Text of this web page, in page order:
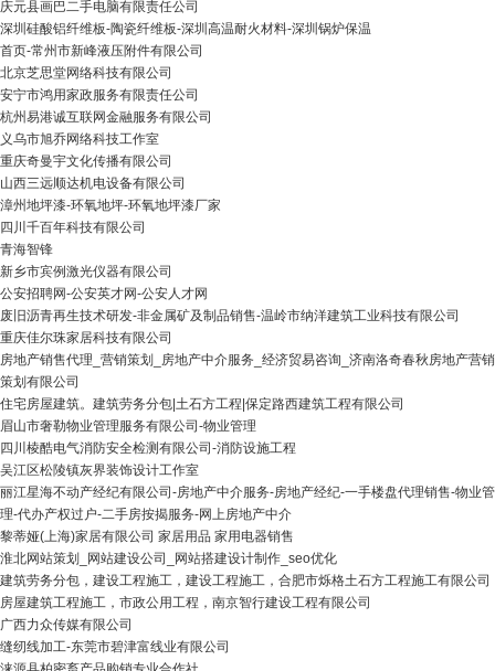
庆元县画巴二手电脑有限责任公司
深圳硅酸铝纤维板-陶瓷纤维板-深圳高温耐火材料-深圳锅炉保温
首页-常州市新峰液压附件有限公司
北京芝思堂网络科技有限公司
安宁市鸿用家政服务有限责任公司
杭州易港诚互联网金融服务有限公司
义乌市旭乔网络科技工作室
重庆奇曼宇文化传播有限公司
山西三远顺达机电设备有限公司
漳州地坪漆-环氧地坪-环氧地坪漆厂家
四川千百年科技有限公司
青海智锋
新乡市宾例激光仪器有限公司
公安招聘网-公安英才网-公安人才网
废旧沥青再生技术研发-非金属矿及制品销售-温岭市纳洋建筑工业科技有限公司
重庆佳尔珠家居科技有限公司
房地产销售代理_营销策划_房地产中介服务_经济贸易咨询_济南洛奇春秋房地产营销
策划有限公司
住宅房屋建筑。建筑劳务分包|土石方工程|保定路西建筑工程有限公司
眉山市奢勒物业管理服务有限公司-物业管理
四川棱酷电气消防安全检测有限公司-消防设施工程
吴江区松陵镇灰界装饰设计工作室
丽江星海不动产经纪有限公司-房地产中介服务-房地产经纪-一手楼盘代理销售-物业管
理-代办产权过户-二手房按揭服务-网上房地产中介
黎蒂娅(上海)家居有限公司 家居用品 家用电器销售
淮北网站策划_网站建设公司_网站搭建设计制作_seo优化
建筑劳务分包，建设工程施工，建设工程施工，合肥市烁格土石方工程施工有限公司
房屋建筑工程施工，市政公用工程，南京智行建设工程有限公司
广西力众传媒有限公司
缝纫线加工-东莞市碧津富线业有限公司